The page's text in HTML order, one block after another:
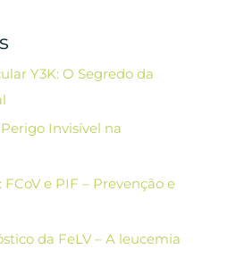
Y3K: O Segredo da
Invisível na
e PIF – Prevenção e
da FeLV – A leucemia